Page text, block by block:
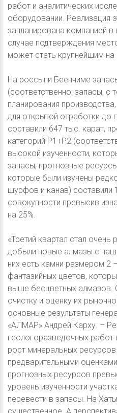
работ и аналитических
оборудовании. Реализация
запланирована компанией
случае подтверждения
может стать крупнейшим на
На россыпи Беенчиме
(соответственно: запасы, с
планирования
для открытой отработки до
составили 647 тыс. карат,
категорий Р1+Р2
высокой изученности,
запасы; прогнозные
которые были изучены
шурфов и канав) составили
совокупности превысив
на 25%.
«Третий квартал стал
добыли новые алмазы с
них есть камни размером 2
фантазийных цветов,
выше бесцветных алмазов.
очистку и оценку их
основные результаты
«АЛМАР» Андрей Карху. –
геологоразведочных работ
рост минеральных
предварительными
прогнозных ресурсов
уровень изученности
перевести в запасы. На
существенное. А